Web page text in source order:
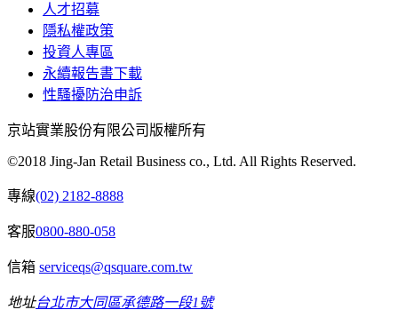
人才招募
隱私權政策
投資人專區
永續報告書下載
性騷擾防治申訴
京站實業股份有限公司版權所有
©2018 Jing-Jan Retail Business co., Ltd. All Rights Reserved.
專線(02) 2182-8888
客服0800-880-058
信箱 serviceqs@qsquare.com.tw
地址台北市大同區承德路一段1號